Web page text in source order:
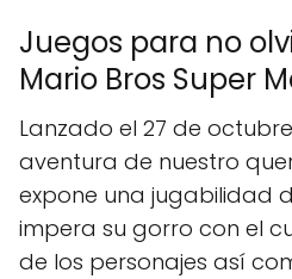
Juegos para no
Mario Bros Super
Lanzado el 27 de
aventura de nuestro
expone una jugabilidad
impera su gorro con el
de los personajes así